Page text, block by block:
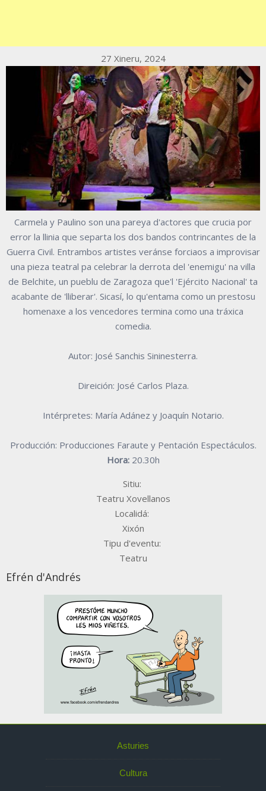
27 Xineru, 2024
Carmela y Paulino son una pareya d'actores que crucia por
error la llinia que separta los dos bandos contrincantes de la
Guerra Civil. Entrambos artistes veránse forciaos a improvisar
una pieza teatral pa celebrar la derrota del 'enemigu' na villa
de Belchite, un pueblu de Zaragoza que'l 'Ejército Nacional' ta
acabante de 'lliberar'. Sicasí, lo qu'entama como un prestosu
homenaxe a los vencedores termina como una tráxica
comedia.
Autor: José Sanchis Sininesterra.
Direición: José Carlos Plaza.
Intérpretes: María Adánez y Joaquín Notario.
Producción: Producciones Faraute y Pentación Espectáculos.
Hora:20.30h
Sitiu:
Teatru Xovellanos
Localidá:
Xixón
Tipu d'eventu:
Teatru
Efrén d'Andrés
Asturies
Cultura